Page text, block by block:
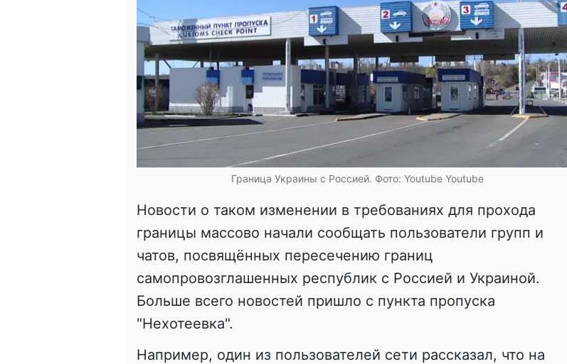
Граница Украины с Россией. Фото: Youtube Youtube
Новости о таком изменении в требованиях для прохода
границы массово начали сообщать пользователи групп и
чатов, посвящённых пересечению границ
самопровозглашенных республик с Россией и Украиной.
Больше всего новостей пришло с пункта пропуска
"Нехотеевка".
Например, один из пользователей сети рассказал, что на